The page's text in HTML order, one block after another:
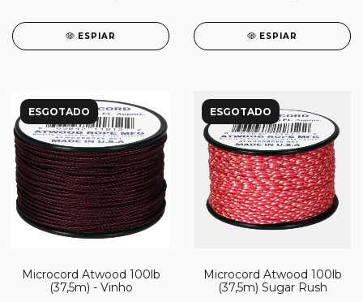
ESPIAR ESPIAR
ESGOTADO
Microcord Atwood 100lb
(37,5m) - Vinho
ESGOTADO
Microcord Atwood 100lb
(37,5m) Sugar Rush